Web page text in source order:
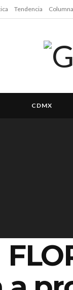
Tendencia
CDMX